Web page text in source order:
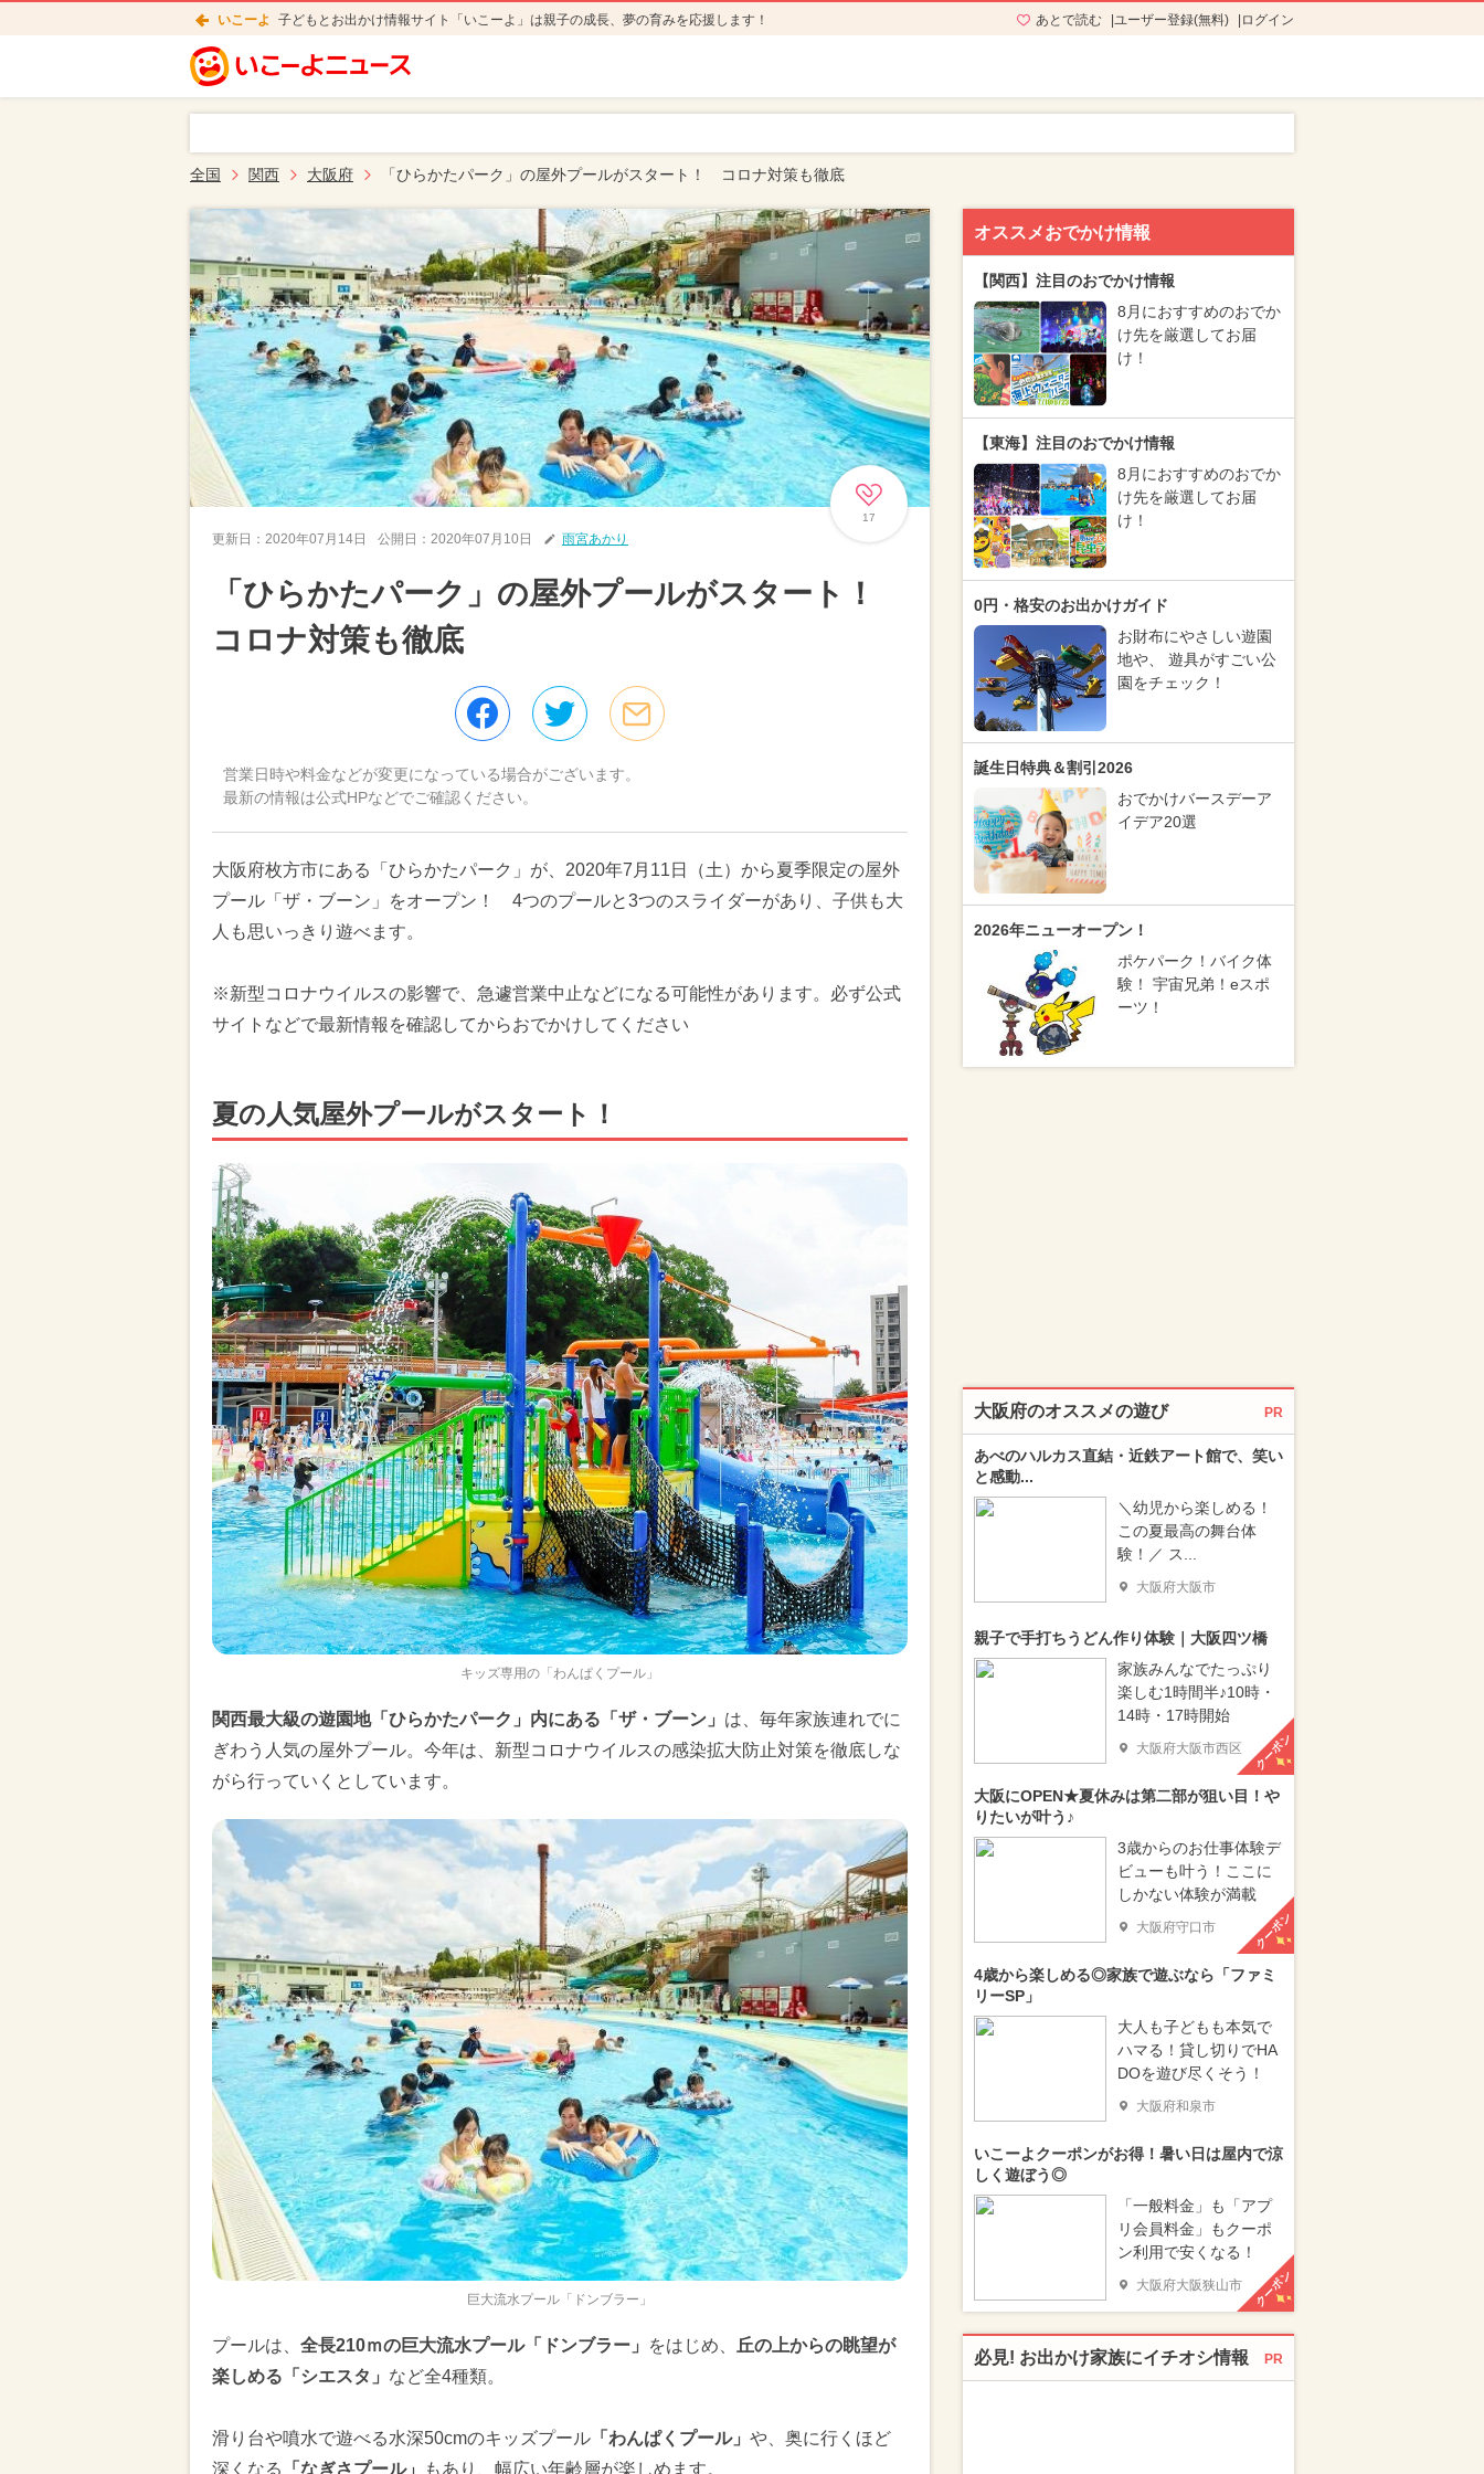
いこーよ 子どもとお出かけ情報サイト「いこーよ」は親子の成長、夢の育みを応援します！ あとで読む ユーザー登録(無料) ログイン
全国 関西 大阪府 「ひらかたパーク」の屋外プールがスタート！ コロナ対策も徹底
17
更新日： 2020年07月14日 公開日： 2020年07月10日 雨宮あかり
「ひらかたパーク」の屋外プールがスタート！
コロナ対策も徹底
営業日時や料金などが変更になっている場合がございます。
最新の情報は公式HPなどでご確認ください。
大阪府枚方市にある「ひらかたパーク」が、2020年7月11日（土）から夏季限定の屋外
プール「ザ・ブーン」をオープン！ 4つのプールと3つのスライダーがあり、子供も大
人も思いっきり遊べます。
※新型コロナウイルスの影響で、急遽営業中止などになる可能性があります。必ず公式
サイトなどで最新情報を確認してからおでかけしてください
夏の人気屋外プールがスタート！
キッズ専用の「わんぱくプール」
関西最大級の遊園地「ひらかたパーク」内にある「ザ・ブーン」 は、毎年家族連れでに
ぎわう人気の屋外プール。今年は、新型コロナウイルスの感染拡大防止対策を徹底しな
がら行っていくとしています。
巨大流水プール「ドンブラー」
プールは、 全長210ｍの巨大流水プール「ドンブラー」 をはじめ、
丘の上からの眺望が
楽しめる「シエスタ」 など全4種類。
滑り台や噴水で遊べる水深50cmのキッズプール 「わんぱくプール」 や、奥に行くほど
深くなる
「なぎさプール」 もあり、幅広い年齢層が楽しめます。
オススメおでかけ情報
【関西】注目のおでかけ情報
8月におすすめのおでか
け先を厳選してお届
け！
【東海】注目のおでかけ情報
8月におすすめのおでか
け先を厳選してお届
け！
0円・格安のお出かけガイド
お財布にやさしい遊園
地や、 遊具がすごい公
園をチェック！
誕生日特典＆割引2026
おでかけバースデーア
イデア20選
2026年ニューオープン！
ポケパーク！バイク体
験！ 宇宙兄弟！eスポ
ーツ！
大阪府のオススメの遊び PR
あべのハルカス直結・近鉄アート館で、笑い
と感動...
＼幼児から楽しめる！
この夏最高の舞台体
験！／ ス...
大阪府大阪市
親子で手打ちうどん作り体験｜大阪四ツ橋
家族みんなでたっぷり
楽しむ1時間半♪10時・
14時・17時開始
大阪府大阪市西区 クーポン
大阪にOPEN★夏休みは第二部が狙い目！や
りたいが叶う♪
3歳からのお仕事体験デ
ビューも叶う！ここに
しかない体験が満載
大阪府守口市 クーポン
4歳から楽しめる◎家族で遊ぶなら「ファミ
リーSP」
大人も子どもも本気で
ハマる！貸し切りでHA
DOを遊び尽くそう！
大阪府和泉市
いこーよクーポンがお得！暑い日は屋内で涼
しく遊ぼう◎
「一般料金」も「アプ
リ会員料金」もクーポ
ン利用で安くなる！
大阪府大阪狭山市 クーポン
必見! お出かけ家族にイチオシ情報 PR